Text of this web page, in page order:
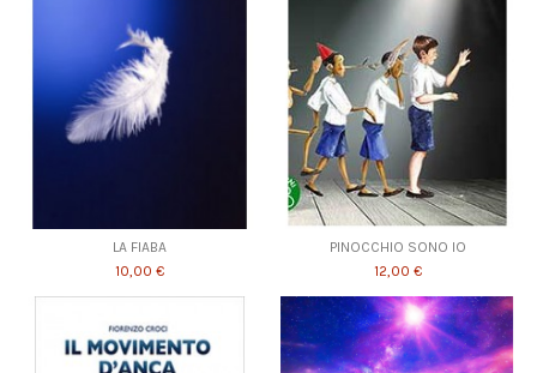
LA FIABA
10,00 €
PINOCCHIO SONO IO
12,00 €